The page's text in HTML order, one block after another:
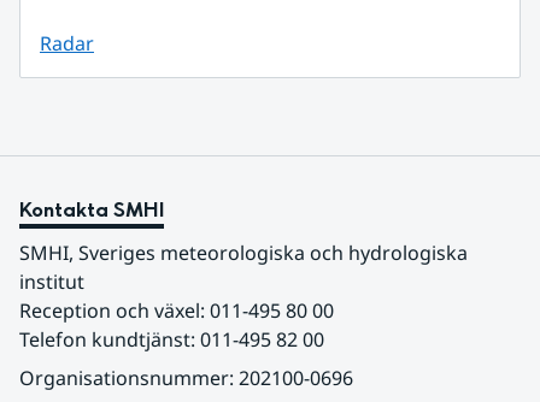
Radar
Kontakta SMHI
SMHI, Sveriges meteorologiska och hydrologiska
institut
Reception och växel: 011-495 80 00
Telefon kundtjänst: 011-495 82 00
Organisationsnummer: 202100-0696